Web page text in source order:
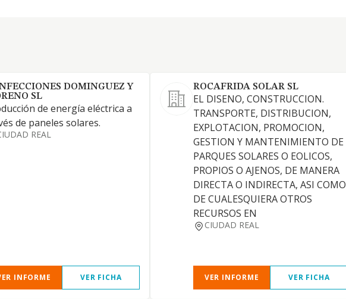
DOMINGUEZ Y
SL
de energía eléctrica a
de paneles solares.
REAL
INFORME VER FICHA
ROCAFRIDA SOLAR SL
EL DISENO, CONSTRUCCION.
TRANSPORTE, DISTRIBUCION,
EXPLOTACION, PROMOCION,
GESTION Y MANTENIMIENTO DE
PARQUES SOLARES O EOLICOS,
PROPIOS O AJENOS, DE MANERA
DIRECTA O INDIRECTA, ASI COMO
DE CUALESQUIERA OTROS
RECURSOS EN
CIUDAD REAL
VER INFORME VER FICHA